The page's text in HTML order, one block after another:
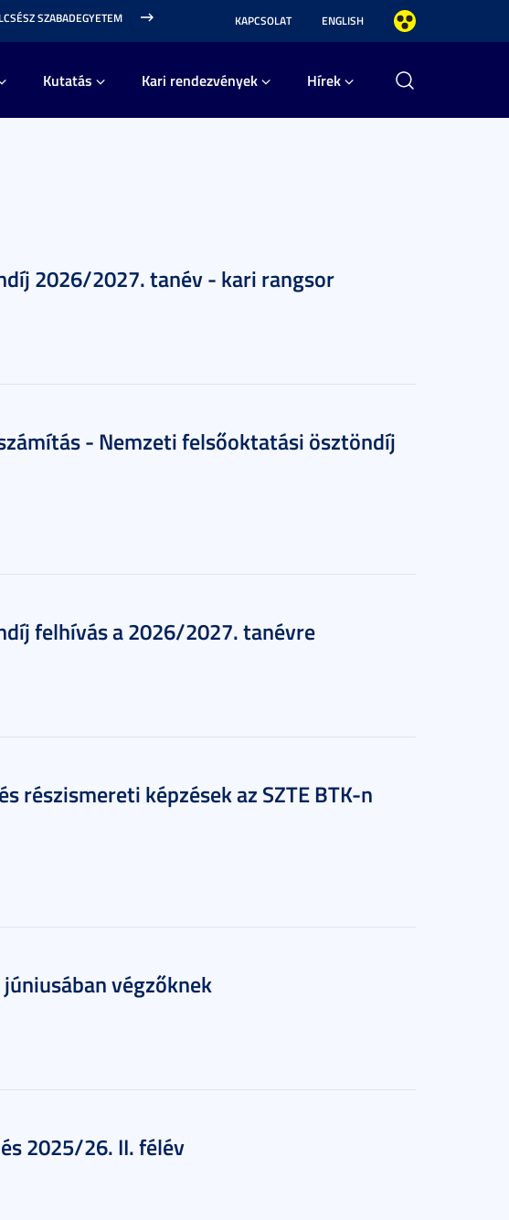
SZABADEGYETEM KAPCSOLAT ENGLISH
Kutatás Kari rendezvények Hírek
2026/2027. tanév - kari rangsor
- Nemzeti felsőoktatási ösztöndíj
felhívás a 2026/2027. tanévre
részismereti képzések az SZTE BTK-n
végzőknek
2025/26. II. félév